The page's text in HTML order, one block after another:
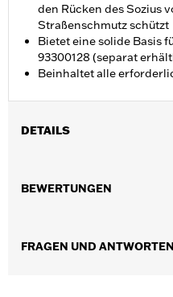
den Rücken des Sozius
Straßenschmutz schützt
Bietet eine solide Basis
93300128 (separat
Beinhaltet alle
DETAILS
52000510. Der Einbau
BEWERTUNGEN
FRAGEN UND ANTWORTEN